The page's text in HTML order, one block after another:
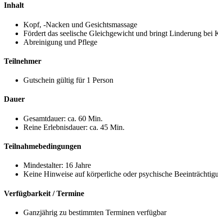
Inhalt
Kopf, -Nacken und Gesichtsmassage
Fördert das seelische Gleichgewicht und bringt Linderung bei
Abreinigung und Pflege
Teilnehmer
Gutschein gültig für 1 Person
Dauer
Gesamtdauer: ca. 60 Min.
Reine Erlebnisdauer: ca. 45 Min.
Teilnahmebedingungen
Mindestalter: 16 Jahre
Keine Hinweise auf körperliche oder psychische
Verfügbarkeit / Termine
Ganzjährig zu bestimmten Terminen verfügbar